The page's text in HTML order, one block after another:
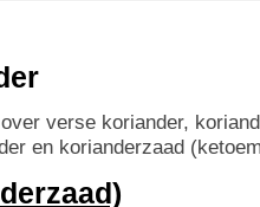
verse koriander,
en korianderzaad